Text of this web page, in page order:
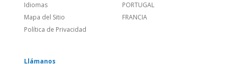
Mapa del Sitio
Política de Privacidad
FRANCIA
822 112103